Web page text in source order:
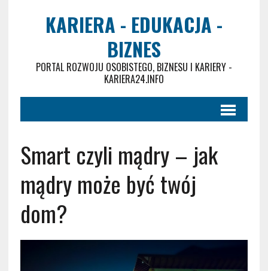
KARIERA - EDUKACJA -
BIZNES
PORTAL ROZWOJU OSOBISTEGO, BIZNESU I KARIERY -
KARIERA24.INFO
Smart czyli mądry – jak
mądry może być twój
dom?